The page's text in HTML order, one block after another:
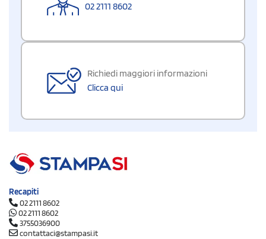
02 2111 8602
Richiedi maggiori informazioni
Clicca qui
Recapiti
02 2111 8602
02 2111 8602
3755036900
contattaci@stampasi.it